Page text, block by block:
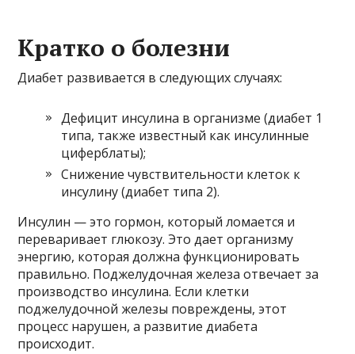
Кратко о болезни
Диабет развивается в следующих случаях:
Дефицит инсулина в организме (диабет 1
типа, также известный как инсулинные
циферблаты);
Снижение чувствительности клеток к
инсулину (диабет типа 2).
Инсулин — это гормон, который ломается и
переваривает глюкозу. Это дает организму
энергию, которая должна функционировать
правильно. Поджелудочная железа отвечает за
производство инсулина. Если клетки
поджелудочной железы повреждены, этот
процесс нарушен, а развитие диабета
происходит.